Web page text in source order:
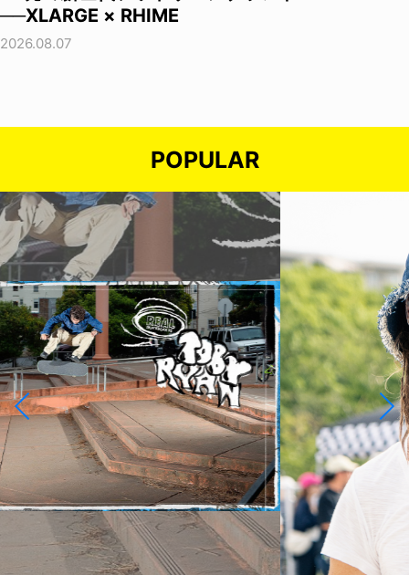
──XLARGE × RHIME
2026.08.07
POPULAR